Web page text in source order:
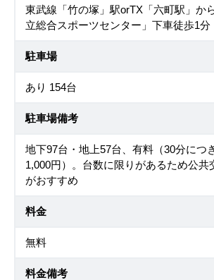
東武線「竹の塚」駅orTX「六町駅」か
立総合スポーツセンター」下車徒歩1分
駐車場
あり 154台
駐車場備考
地下97台・地上57台、有料（30分につ
1,000円）。台数に限りがあるため公共
がおすすめ
料金
無料
料金備考